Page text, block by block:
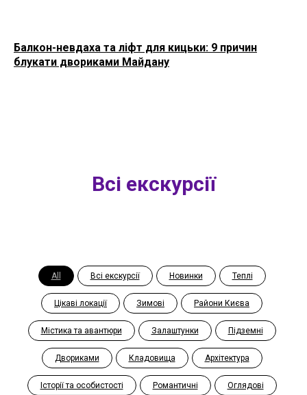
Балкон-невдаха та ліфт для кицьки: 9 причин
блукати двориками Майдану
Всі екскурсії
All Всі екскурсії Новинки Теплі
Цікаві локації Зимові Райони Києва
Містика та авантюри Залаштунки Підземні
Двориками Кладовища Архітектура
Історії та особистості Романтичні Оглядові